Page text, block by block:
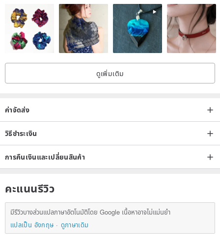
indentation, air bubbles) by hand. Please understand. Do not buy if
you want to be perfect.
The actual color has been taken as much as possible. Because
each screen color setting value is different, if you have a slight gap
with the photo after receiving it, please bear with me, thank you.
ดูเพิ่มเติม
ค่าจัดส่ง
วิธีชำระเงิน
การคืนเงินและเปลี่ยนสินค้า
คะแนนรีวิว
มีรีวิวบางส่วนแปลภาษาอัตโนมัติโดย Google เนื้อหาอาจไม่แม่นยำ
แปลเป็น อังกฤษ
ดูภาษาเดิม